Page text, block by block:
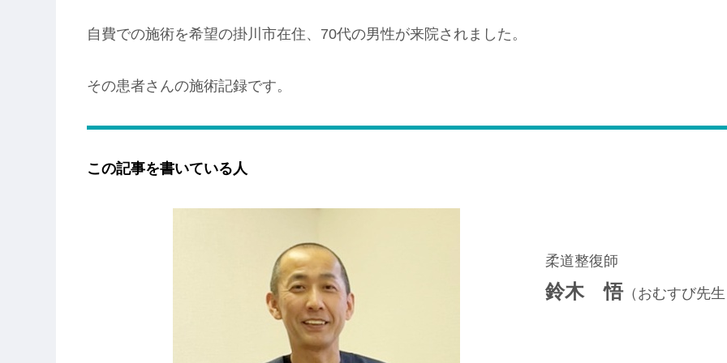
自費での施術を希望の掛川市在住、70代の男性が来院されました。
その患者さんの施術記録です。
この記事を書いている人
柔道整復師
鈴木 悟（おむすび先